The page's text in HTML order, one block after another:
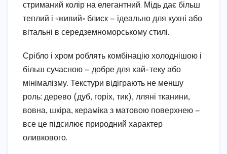
стриманий колір на елегантний. Мідь дає більш
теплий і «живий» блиск — ідеально для кухні або
вітальні в середземноморському стилі.
Срібло і хром роблять комбінацію холоднішою і
більш сучасною — добре для хай-теку або
мінімалізму. Текстури відіграють не меншу
роль: дерево (дуб, горіх, тик), лляні тканини,
вовна, шкіра, кераміка з матовою поверхнею —
все це підсилює природний характер
оливкового.